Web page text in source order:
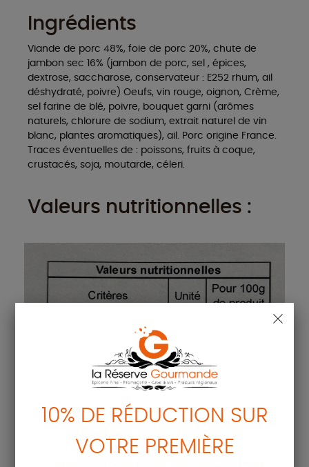
Ingrédients
Viande de porc 48%, foie de porc 20%, chute de
jambon sec 16% (jambon de porc, sel , épices,
dextrose, saccharose, conservateur : E252 rhum, ail
déshydraté, poivre) Oeufs, vin rouge, oignon, Crème,
sel farine de blé, poivre, bouquet garni (arômes
naturels, chlorure de sodium, extrait naturel de vin
blanc, plantes aromatiques), ail. Porc origine France.
Traces éventuelles de : poissons, fruits à coque,
crustacés, soja, moutarde, céleri.
Valeurs nutritionnelles :
10% DE RÉDUCTION SUR
VOTRE PREMIÈRE